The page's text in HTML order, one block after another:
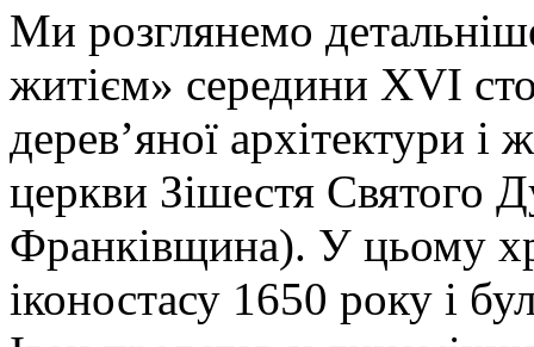
Ми розглянемо
житієм» середини ХVІ
дерев’яної архітектури
церкви Зішестя Святого
Франківщина). У цьому
іконостасу 1650 року і